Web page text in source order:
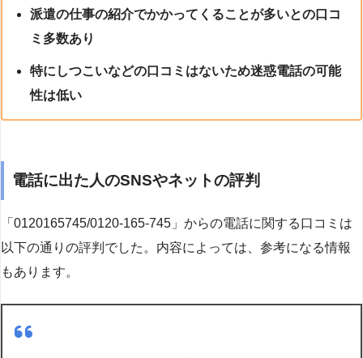
派遣の仕事の紹介でかかってくることが多いとの口コ
ミ多数あり
特にしつこいなどの口コミはないため迷惑電話の可能
性は低い
電話に出た人のSNSやネットの評判
「0120165745/0120-165-745」からの電話に関する口コミは
以下の通りの評判でした。内容によっては、参考になる情報
もあります。